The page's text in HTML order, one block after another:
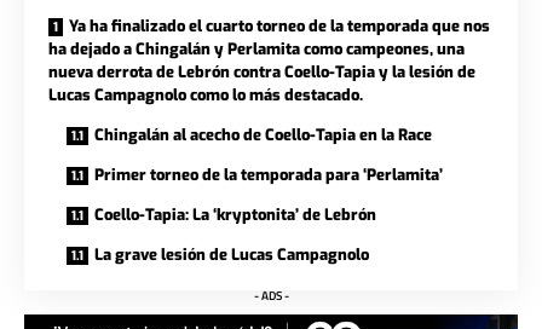
Ya ha finalizado el cuarto torneo de la temporada que nos
ha dejado a Chingalán y Perlamita como campeones, una
nueva derrota de Lebrón contra Coello-Tapia y la lesión de
Lucas Campagnolo como lo más destacado.
Chingalán al acecho de Coello-Tapia en la Race
Primer torneo de la temporada para ‘Perlamita’
Coello-Tapia: La ‘kryptonita’ de Lebrón
La grave lesión de Lucas Campagnolo
- ADS -